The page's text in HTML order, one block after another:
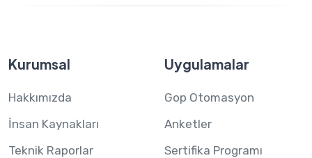
Kurumsal
Hakkımızda
İnsan Kaynakları
Teknik Raporlar
Uygulamalar
Gop Otomasyon
Anketler
Sertifika Programı